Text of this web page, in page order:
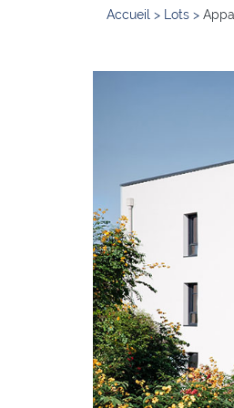
Accueil > Lots >